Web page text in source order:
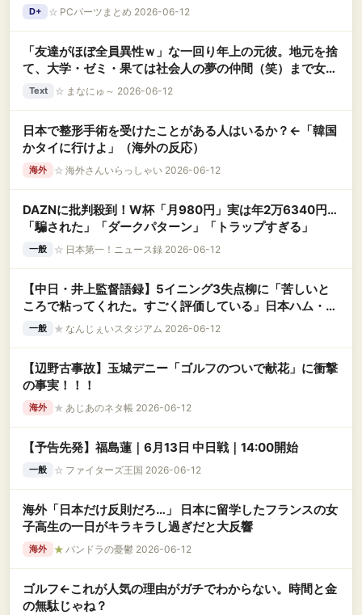
D+ ☆ PCパーツまとめ 2026-06-12
「友達がほぼ全員異性ｗ」な一回り年上の元彼。地元を捨
て、大学・ゼミ・果ては社会人の夢の仲間（笑）まで女だ
らけな環境に、私の『生理的嫌悪感』が限界突破
Text ☆ まなにゅ～ 2026-06-12
日本で整形手術を受けたことがある人はいるか？←「韓国
かタイに行けよ」（海外の反応）
海外 ☆ 海外さんいらっしゃい 2026-06-12
DAZNに批判殺到！W杯「月980円」実は年2万6340円…
「騙された」「ダークパターン」「トラップすぎる」
一般 ☆ 日本第一！ニュース録 2026-06-12
【中日・井上監督語録】5イニング3失点柳に「苦しいと
ころで粘ってくれた。すごく評価している」日本ハム・細
野の投球に感嘆
一般 ★ なんじぇいスタジアム 2026-06-12
【辺野古事故】玉城デニー「ゴルフのついで献花」に衝撃
の事実！！！
海外 ★ あじあのネタ帳 2026-06-12
【予告先発】福島蓮｜6月13日 中日戦｜14:00開始
一般 ☆ ファイターズ王国 2026-06-12
海外「日本だけ反則だろ…」 日本に留学したフランスの女
子高生の一日がキラキラし過ぎだと大反響
海外 ★ パンドラの憂鬱 2026-06-12
ゴルフ←これが人気の理由がガチでわからない。時間と金
の無駄じゃね？